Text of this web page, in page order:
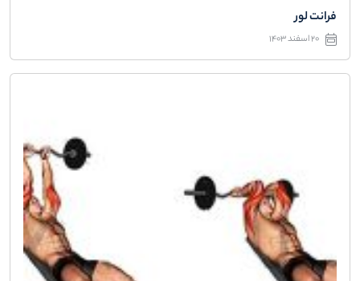
فرانت لور
20 اسفند 1403